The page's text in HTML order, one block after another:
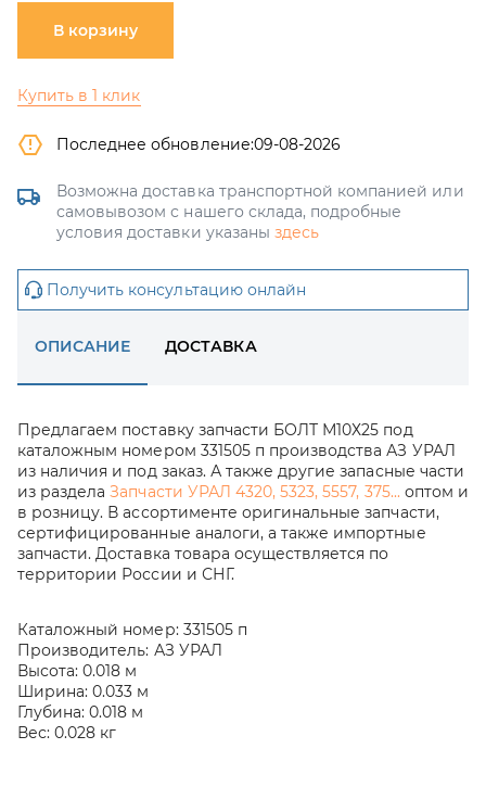
В корзину
Купить в 1 клик
Последнее обновление:09-08-2026
Возможна доставка транспортной компанией или
самовывозом с нашего склада, подробные
условия доставки указаны здесь
Получить консультацию онлайн
ОПИСАНИЕ ДОСТАВКА
Предлагаем поставку запчасти БОЛТ М10Х25 под
каталожным номером 331505 п производства АЗ УРАЛ
из наличия и под заказ. А также другие запасные части
из разделаЗапчасти УРАЛ 4320, 5323, 5557, 375... оптом и
в розницу. В ассортименте оригинальные запчасти,
сертифицированные аналоги, а также импортные
запчасти. Доставка товара осуществляется по
территории России и СНГ.
Каталожный номер: 331505 п
Производитель: АЗ УРАЛ
Высота: 0.018 м
Ширина: 0.033 м
Глубина: 0.018 м
Вес: 0.028 кг